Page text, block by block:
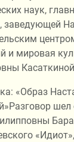
наук,
заведующей
и мировая
«Образ
шел